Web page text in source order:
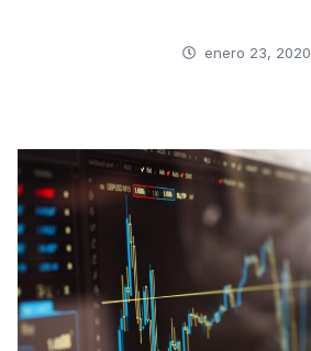
enero 23, 2020